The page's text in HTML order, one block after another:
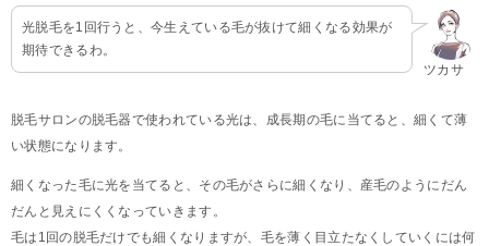
ツカサ
光脱毛を1回行うと、今生えている毛が抜けて細くなる効果が
期待できるわ。
脱毛サロンの脱毛器で使われている光は、成長期の毛に当てると、細くて薄
い状態になります。
細くなった毛に光を当てると、その毛がさらに細くなり、産毛のようにだん
だんと見えにくくなっていきます。
毛は1回の脱毛だけでも細くなりますが、毛を薄く目立たなくしていくには何